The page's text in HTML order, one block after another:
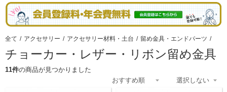
全て / アクセサリー / アクセサリー材料・土台 / 留め金具・エンドパーツ /
チョーカー・レザー・リボン留め金具
11件の商品が見つかりました